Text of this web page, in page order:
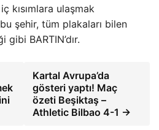
kısımlara ulaşmak
şehir, tüm plakaları bilen
BARTIN’dır.
Kartal Avrupa’da
gösteri yaptı! Maç
özeti Beşiktaş –
Athletic Bilbao 4-1 →